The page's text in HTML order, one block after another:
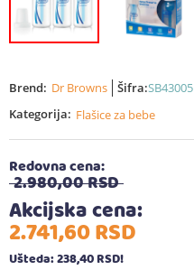
Brend: Dr Browns Šifra:SB43005
Kategorija: Flašice za bebe
Redovna cena:
2.980,00RSD
Akcijska cena:
2.741,60RSD
Ušteda: 238,40RSD!